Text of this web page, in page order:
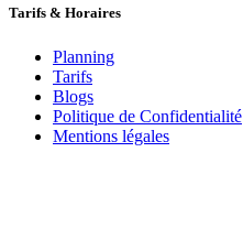
Tarifs & Horaires
Planning
Tarifs
Blogs
Politique de Confidentialité
Mentions légales